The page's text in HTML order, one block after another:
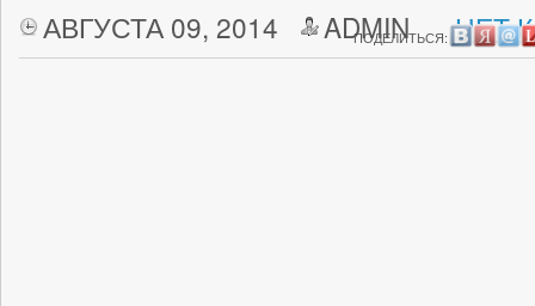
АВГУСТА 09, 2014 ADMIN НЕТ
ПОДЕЛИТЬСЯ: